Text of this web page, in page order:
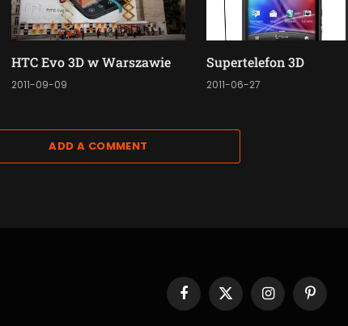
HTC Evo 3D w Warszawie
2011-09-09
Supertelefon 3D
2011-06-27
ADD A COMMENT
Facebook
X
(Twitter)
InstagramPinterest